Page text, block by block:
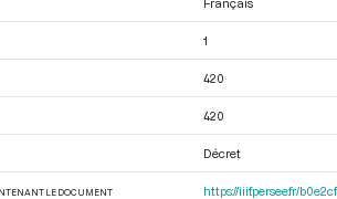
1
420
420
Décret
LE DOCUMENT https://iiif.persee.fr/